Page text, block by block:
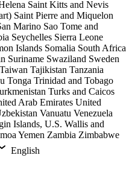
Saint Kitts and Nevis
Saint Pierre and Miquelon
Marino Sao Tome and
Seychelles Sierra Leone
Islands Somalia South Africa
Suriname Swaziland Sweden
Taiwan Tajikistan Tanzania
Tonga Trinidad and Tobago
Turks and Caicos
Arab Emirates United
Vanuatu Venezuela
Islands, U.S. Wallis and
Yemen Zambia Zimbabwe
English